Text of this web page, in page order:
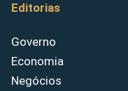
Editorias
Governo
Economia
Negócios